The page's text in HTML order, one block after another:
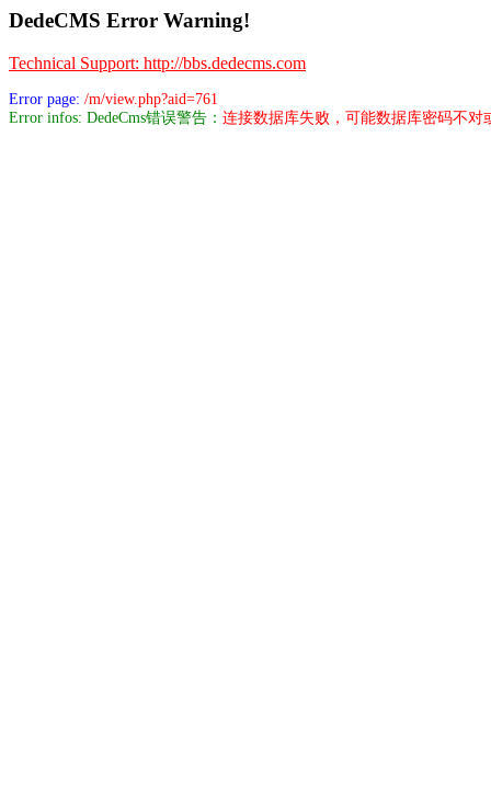
DedeCMS Error Warning!
Technical Support: http://bbs.dedecms.com
Error page: /m/view.php?aid=761
Error infos: DedeCms错误警告： 连接数据库失败，可能数据库密码不对